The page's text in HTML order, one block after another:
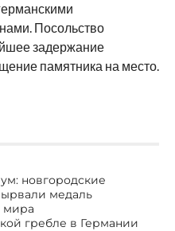
Посольство
задержание
памятника на место.
новгородские
медаль
мира
гребле в Германии